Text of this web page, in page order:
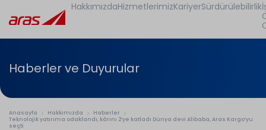
HakkımızdaHizmetlerimizKariyerSürdürülebilirlik
Haberler ve Duyurular
Anasayfa Hakkımızda
Haberler
Teknolojik yatırıma odaklandı, kârını 2’ye katladı Dünya devi Alibaba, Aras Kargo’yu
seçti